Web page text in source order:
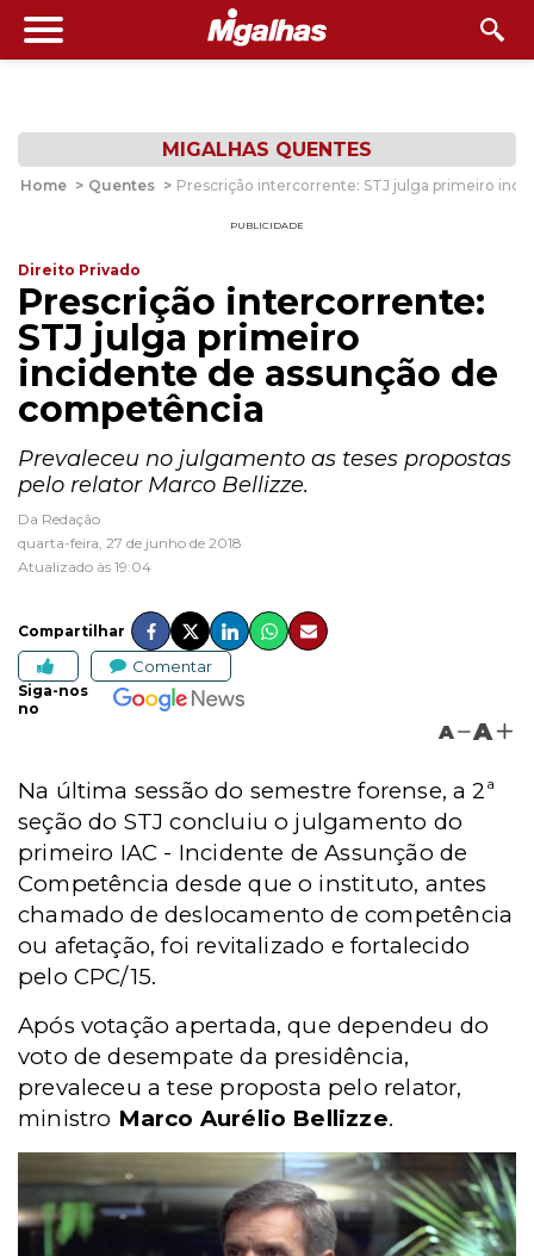
MIGALHAS QUENTES
Home > Quentes > Prescrição intercorrente: STJ julga primeiro
PUBLICIDADE
Direito Privado
Prescrição intercorrente:
STJ julga primeiro
incidente de assunção de
competência
Prevaleceu no julgamento as teses propostas
pelo relator Marco Bellizze.
Da Redação
quarta-feira, 27 de junho de 2018
Atualizado às 19:04
Compartilhar
Comentar
Siga-nos
no
A A
Na última sessão do semestre forense, a 2ª
seção do STJ concluiu o julgamento do
primeiro IAC - Incidente de Assunção de
Competência desde que o instituto, antes
chamado de deslocamento de competência
ou afetação, foi revitalizado e fortalecido
pelo CPC/15.
Após votação apertada, que dependeu do
voto de desempate da presidência,
prevaleceu a tese proposta pelo relator,
ministro Marco Aurélio Bellizze.